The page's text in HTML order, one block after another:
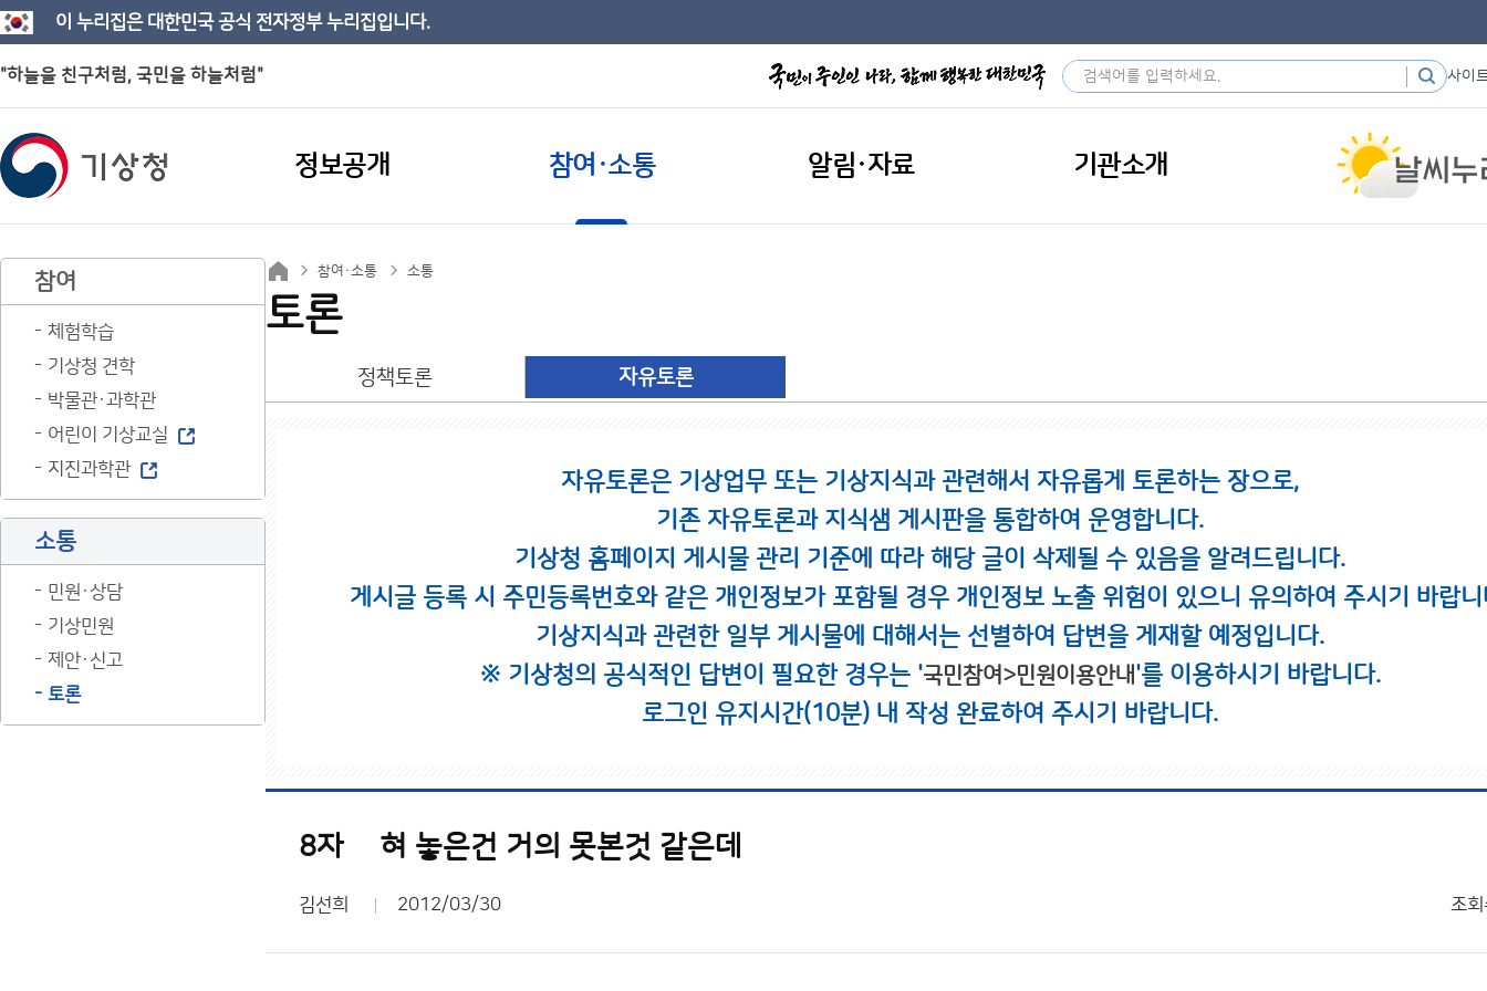
이 누리집은 대한민국 공식 전자정부 누리집입니다.
"하늘을 친구처럼, 국민을 하늘처럼" 사이
정보공개 참여·소통 알림·자료 기관소개
참여
체험학습
기상청 견학
박물관·과학관
어린이 기상교실
지진과학관
소통
민원·상담
기상민원
제안·신고
토론
참여·소통 소통
토론
정책토론 자유토론
자유토론은 기상업무 또는 기상지식과 관련해서 자유롭게 토론하는 장으로,
기존 자유토론과 지식샘 게시판을 통합하여 운영합니다.
기상청 홈페이지 게시물 관리 기준에 따라 해당 글이 삭제될 수 있음을 알려드립니다.
게시글 등록 시 주민등록번호와 같은 개인정보가 포함될 경우 개인정보 노출 위험이 있으니 유의하여 주시기 바랍니
기상지식과 관련한 일부 게시물에 대해서는 선별하여 답변을 게재할 예정입니다.
※ 기상청의 공식적인 답변이 필요한 경우는 '국민참여>민원이용안내'를 이용하시기 바랍니다.
로그인 유지시간(10분) 내 작성 완료하여 주시기 바랍니다.
8자 눞혀 놓은건 거의 못본것 같은데
김선희 2012/03/30 조회